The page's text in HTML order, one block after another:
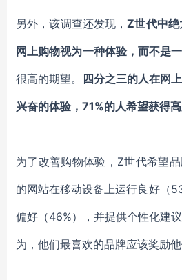
另外，该调查还发现，Z世代中绝
网上购物视为一种体验，而不是
很高的期望。
四分之三的人在网
兴奋的体验， 71%的人希望获得
为了改善购物体验， Z世代希望
的网站在移动设备上运行良好（
偏好 （46%） ，并提供个性化建议
为，他们最喜欢的品牌应该奖励他